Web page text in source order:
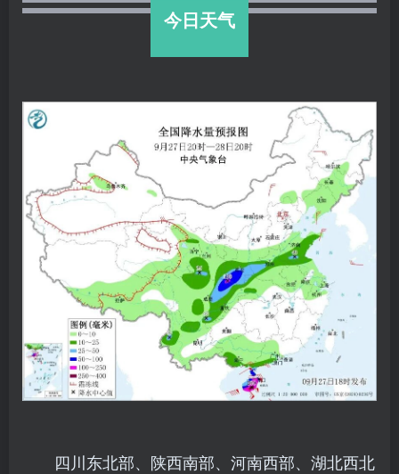
今日天气
四川东北部、陕西南部、河南西部、湖北西北